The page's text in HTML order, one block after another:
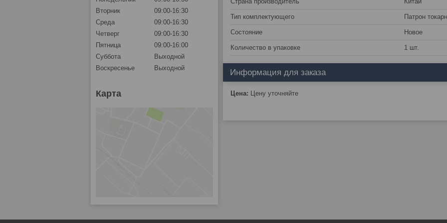
Тип комплектующего Патрон
Состояние Новое
Количество в упаковке 1 шт.
Информация для заказа
Цена: Цену уточняйте
Вторник
09:00-16:30
Среда
09:00-16:30
Четверг
09:00-16:30
Пятница
09:00-16:00
Суббота
Выходной
Воскресенье
Выходной
Карта